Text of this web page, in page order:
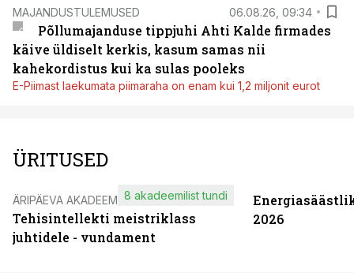
MAJANDUSTULEMUSED 06.08.26, 09:34
Põllumajanduse tippjuhi Ahti Kalde firmades
käive üldiselt kerkis, kasum samas nii
kahekordistus kui ka sulas pooleks
E-Piimast laekumata piimaraha on enam kui 1,2 miljonit eurot
ÜRITUSED
ÄRIPÄEVA AKADEEMIA
Tehisintellekti meistriklass
juhtidele - vundament
8 akadeemilist tundi
2026